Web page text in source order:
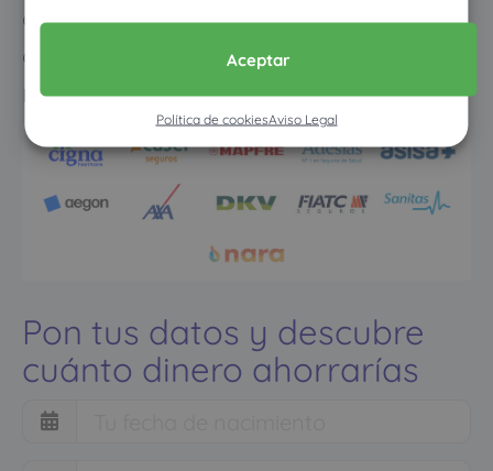
Aceptar
Política de cookiesAviso Legal
cuando vayas mucho pagarás
como con un seguro médico
normal
Pon tus datos y descubre
cuánto dinero ahorrarías